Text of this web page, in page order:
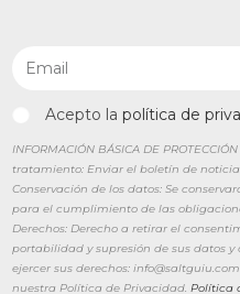
Acepto la política de
INFORMACIÓN BÁSICA DE
tratamiento: Enviar el boletín de
Conservación de los datos: Se
para el cumplimiento de las
Derechos: Derecho a retirar el
portabilidad y supresión de sus datos
ejercer sus derechos:
nuestra Política de Privacidad. Política